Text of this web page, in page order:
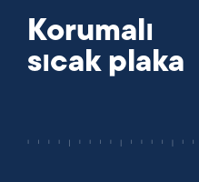
Korumalı
sıcak plaka